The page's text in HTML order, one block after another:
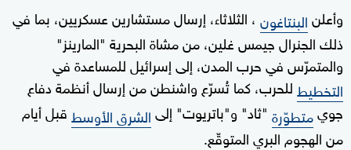
وأعلنالبنتاغون ، الثلاثاء، إرسال مستشارين عسكريين، بما في
ذلك الجنرال جيمس غلين، من مشاة البحرية "المارينز"
والمتمرّس في حرب المدن، إلى إسرائيل للمساعدة في
التخطيطللحرب، كما تُسرّع واشنطن من إرسال أنظمة دفاع
جويمتطوّرة "ثاد" و"باتريوت" إلىالشرق الأوسطقبل أيام
من الهجوم البري المتوقّع.